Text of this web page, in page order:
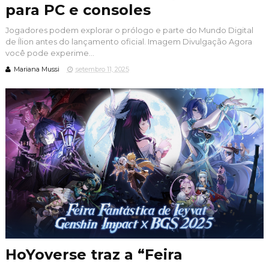
para PC e consoles
Jogadores podem explorar o prólogo e parte do Mundo Digital
de Ílion antes do lançamento oficial. Imagem Divulgação Agora
você pode experime...
Mariana Mussi setembro 11, 2025
HoYoverse traz a “Feira